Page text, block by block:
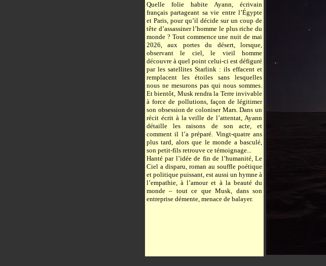
Quelle folie habite Ayann, écrivain
français partageant sa vie entre l’Égypte
et Paris, pour qu’il décide sur un coup de
tête d’assassiner l’homme le plus riche du
monde ? Tout commence une nuit de mai
2026, aux portes du désert, lorsque,
observant le ciel, le vieil homme
découvre à quel point celui-ci est défiguré
par les satellites Starlink : ils effacent et
remplacent les étoiles sans lesquelles
nous ne mesurons pas qui nous sommes.
Et bientôt, Musk rendra la Terre invivable
à force de pollutions, façon de légitimer
son obsession de coloniser Mars. Dans un
récit écrit à la veille de l’attentat, Ayann
détaille les raisons de son acte, et
comment il l’a préparé. Vingt-quatre ans
plus tard, alors que le monde a basculé,
son petit-fils retrouve ce témoignage...
Hanté par l’idée de fin de l’humanité, Le
Ciel a disparu, roman au souffle poétique
et politique puissant, est aussi un hymne à
l’empathie, à l’amour et à la beauté du
monde – tout ce que Musk, dans son
entreprise démente, menace de balayer.